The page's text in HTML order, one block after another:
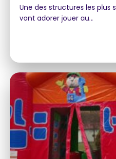
Une des structures les plus
vont adorer jouer au…